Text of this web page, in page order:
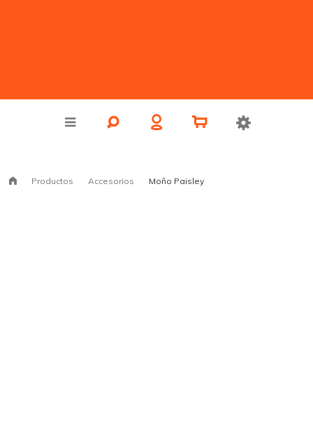
Productos Accesorios Moño Paisley